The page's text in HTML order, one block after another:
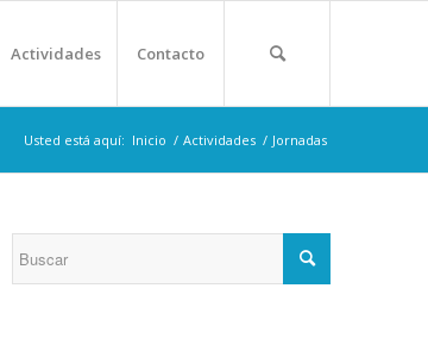
Actividades Contacto
Usted está aquí: Inicio / Actividades / Jornadas